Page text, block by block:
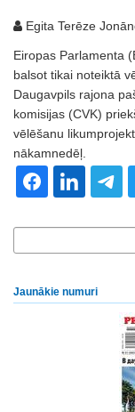
Egita Terēze
Eiropas Parlamenta
balsot tikai noteiktā
Daugavpils rajona
komisijas (CVK)
vēlēšanu
nākamnedēļ.
Jaunākie numuri